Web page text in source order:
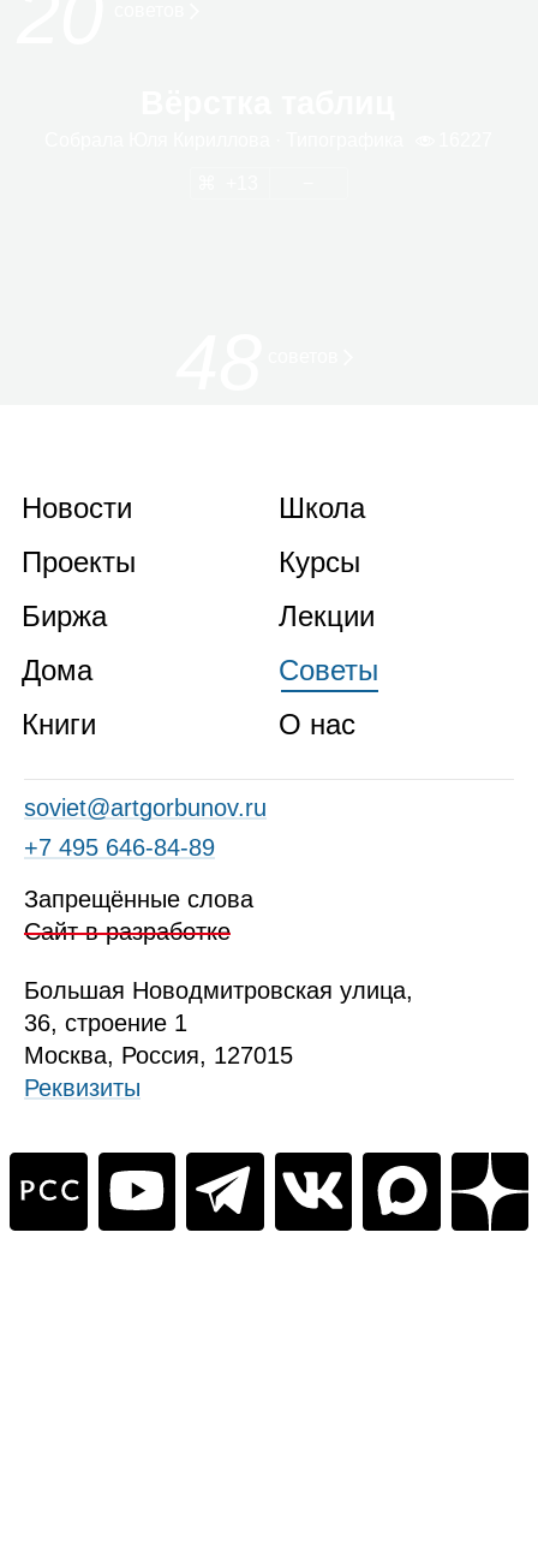
Новости
Проекты
Биржа
Дома
Книги
Школа
Курсы
Лекции
Советы
О нас
soviet@artgorbunov.ru
+7 495 646‑84‑89
Запрещённые слова
Сайт в разработке
Большая Новодмитровская улица,
36, строение 1
Москва, Россия, 127015
Реквизиты